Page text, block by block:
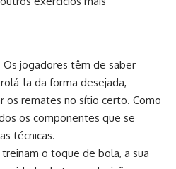
jogadores têm de saber
la da forma desejada,
os remates no sítio certo. Como
os componentes que se
técnicas.
o toque de bola, a sua